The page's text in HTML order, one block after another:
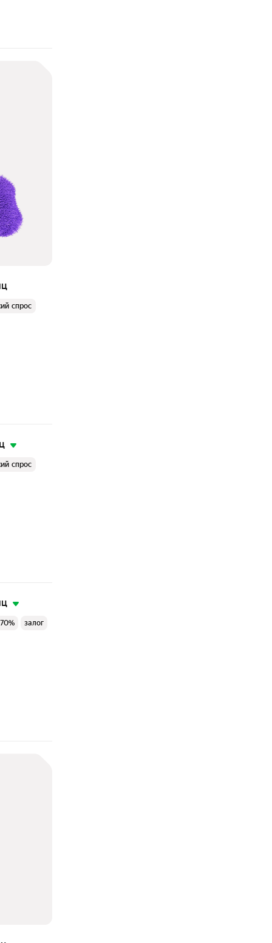
спрос
спрос
залог